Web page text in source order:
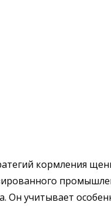
кормления
Он учитывает